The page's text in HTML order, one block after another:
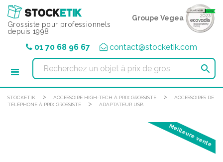
Grossiste pour professionnels
depuis 1998
Groupe Vegea
01 70 68 96 67 contact@stocketik.com

STOCKETIK > ACCESSOIRE HIGH-TECH À PRIX GROSSISTE >
ACCESSOIRES DE
TÉLÉPHONE À PRIX GROSSISTE
> ADAPTATEUR USB
Meilleure vente
Panneau de gestion des cookies